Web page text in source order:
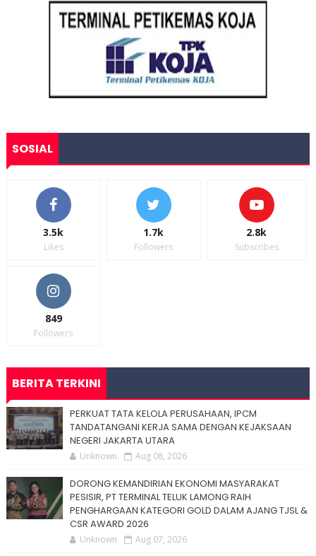
SOSIAL
3.5k
Likes
1.7k
Followers
2.8k
Subscribes
849
Followers
BERITA TERKINI
PERKUAT TATA KELOLA PERUSAHAAN, IPCM
TANDATANGANI KERJA SAMA DENGAN KEJAKSAAN
NEGERI JAKARTA UTARA
Unknown Aug 08, 2026
DORONG KEMANDIRIAN EKONOMI MASYARAKAT
PESISIR, PT TERMINAL TELUK LAMONG RAIH
PENGHARGAAN KATEGORI GOLD DALAM AJANG TJSL &
CSR AWARD 2026
Unknown Aug 07, 2026